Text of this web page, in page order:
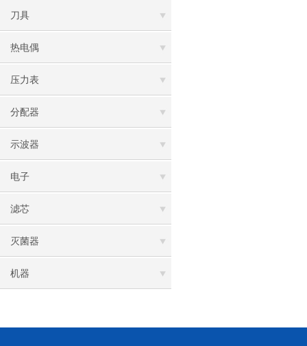
刀具
热电偶
压力表
分配器
示波器
电子
滤芯
灭菌器
机器